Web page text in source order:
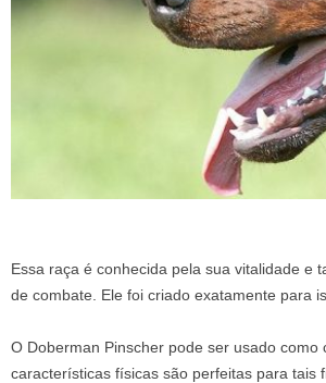
Essa raça é conhecida pela sua vitalidade e
de combate. Ele foi criado exatamente para
O Doberman Pinscher pode ser usado
características físicas são perfeitas para tais